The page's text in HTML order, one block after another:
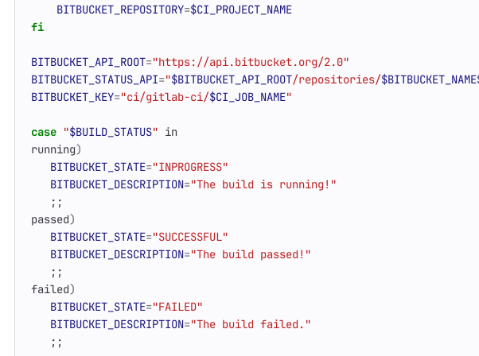
BITBUCKET_REPOSITORY=$CI_PROJECT_NAME
fi
BITBUCKET_API_ROOT="https://api.bitbucket.org/2.0"
BITBUCKET_STATUS_API="$BITBUCKET_API_ROOT/repositories/
BITBUCKET_KEY="ci/gitlab-ci/$CI_JOB_NAME"
case "$BUILD_STATUS"
running)
BITBUCKET_STATE="INPROGRESS"
BITBUCKET_DESCRIPTION="The build is running!"
;;
passed)
BITBUCKET_STATE="SUCCESSFUL"
BITBUCKET_DESCRIPTION="The build passed!"
;;
failed)
BITBUCKET_STATE="FAILED"
BITBUCKET_DESCRIPTION="The build failed."
;;